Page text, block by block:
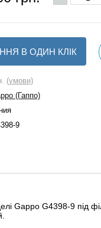
В ОДИН КЛІК
(умови)
(Гаппо)
9
Gappo G4398-9 під